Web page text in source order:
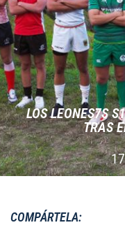
LOS LEONES7S
TRAS
COMPÁRTELA: